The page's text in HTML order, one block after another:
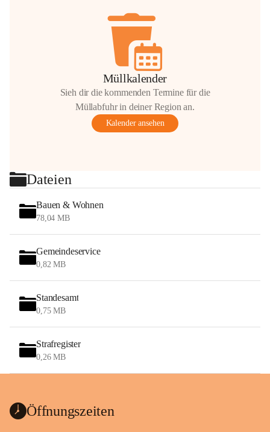
Müllkalender
Sieh dir die kommenden Termine für die
Müllabfuhr in deiner Region an.
Kalender ansehen
Dateien
Bauen & Wohnen
78,04 MB
Gemeindeservice
0,82 MB
Standesamt
0,75 MB
Strafregister
0,26 MB
Öffnungszeiten